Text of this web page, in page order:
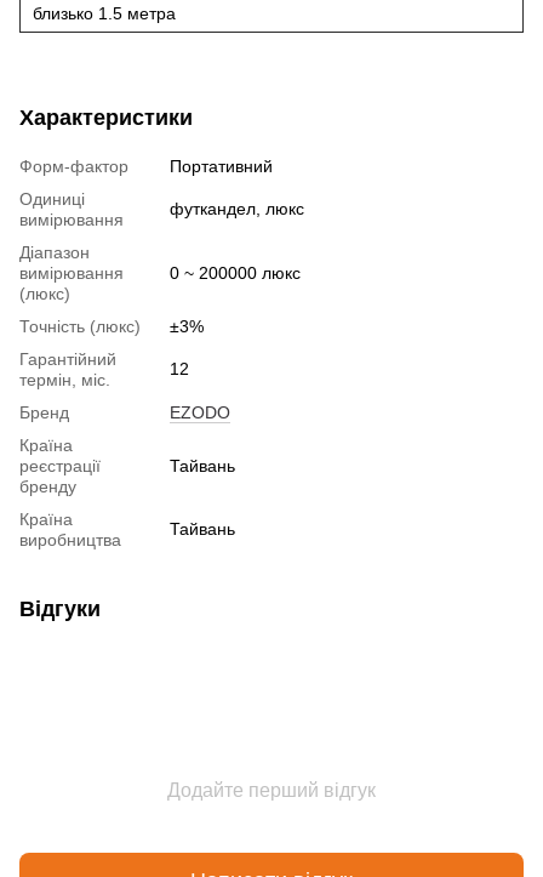
близько 1.5 метра
Характеристики
Форм-фактор
Портативний
Одиниці
вимірювання
футкандел, люкс
Діапазон
вимірювання
(люкс)
0 ~ 200000 люкс
Точність (люкс)
±3%
Гарантійний
термін, міс.
12
Бренд
EZODO
Країна
реєстрації
бренду
Тайвань
Країна
виробництва
Тайвань
Відгуки
Додайте перший відгук